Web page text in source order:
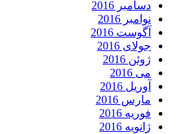
دسامبر 2016
نوامبر 2016
آگوست 2016
جولای 2016
ژوئن 2016
می 2016
آوریل 2016
مارس 2016
فوریه 2016
ژانویه 2016